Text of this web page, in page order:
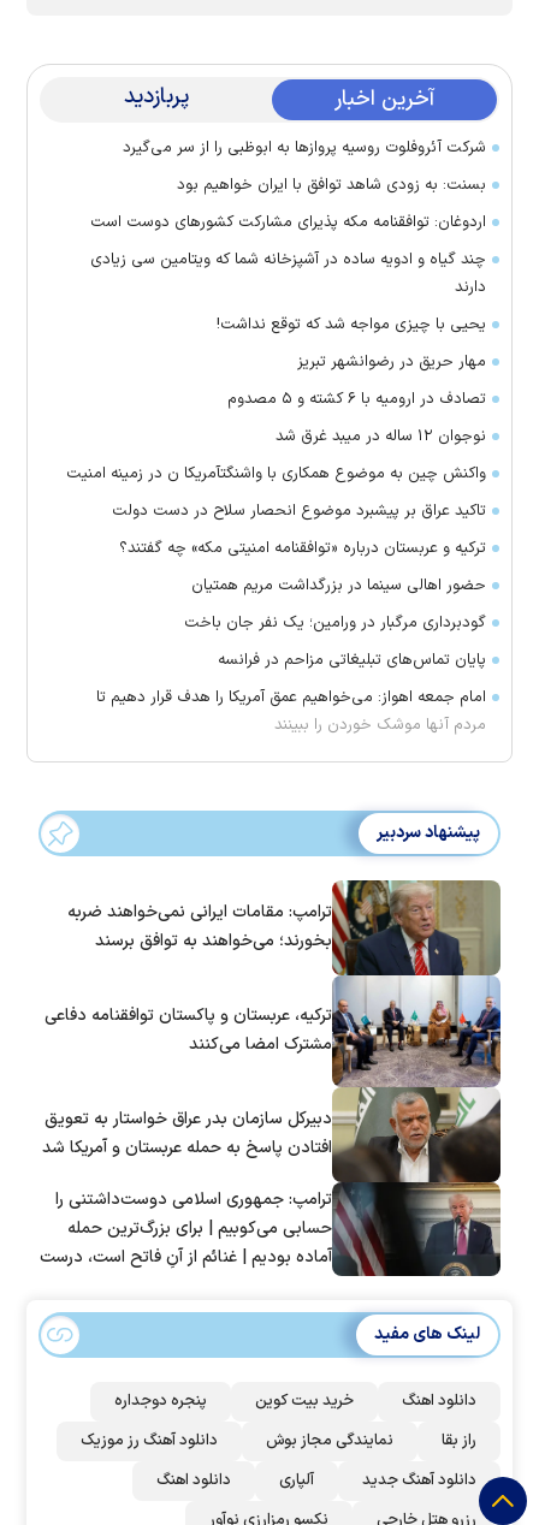
آخرین اخبار پربازدید
شرکت آئروفلوت روسیه پرواز‌ها به ابوظبی را از سر می‌گیرد
بسنت: به زودی شاهد توافق با ایران خواهیم بود
اردوغان: توافقنامه مکه پذیرای مشارکت کشور‌های دوست است
چند گیاه و ادویه ساده در آشپزخانه شما که ویتامین سی زیادی
دارند
یحیی با چیزی مواجه شد که توقع نداشت!
مهار حریق در رضوانشهر تبریز
تصادف در ارومیه با ۶ کشته و ۵ مصدوم
نوجوان ۱۲ ساله در میبد غرق شد
واکنش چین به موضوع همکاری با واشنگتآمریکا ن در زمینه امنیت
تاکید عراق بر پیشبرد موضوع انحصار سلاح در دست دولت
ترکیه و عربستان درباره «توافقنامه امنیتی مکه» چه گفتند؟
حضور اهالی سینما در بزرگداشت مریم همتیان
گودبرداری مرگبار در ورامین؛ یک نفر جان باخت
پایان تماس‌های تبلیغاتی مزاحم در فرانسه
امام جمعه اهواز: می‌خواهیم عمق آمریکا را هدف قرار دهیم تا
مردم آنها موشک خوردن را ببینند
پیشنهاد سردبیر
ترامپ: مقامات ایرانی نمی‌خواهند ضربه
بخورند؛ می‌خواهند به توافق برسند
ترکیه، عربستان و پاکستان توافقنامه دفاعی
مشترک امضا می‌کنند
دبیرکل سازمان بدر عراق خواستار به تعویق
افتادن پاسخ به حمله عربستان و آمریکا شد
ترامپ: جمهوری اسلامی دوست‌داشتنی را
حسابی می‌کوبیم | برای بزرگ‌ترین حمله
آماده بودیم | غنائم از آنِ فاتح است، درست
لینک های مفید
دانلود اهنگ خرید بیت کوین
پنجره دوجداره
راز بقا
نمایندگی مجاز بوش
دانلود آهنگ رز‌ موزیک
دانلود آهنگ جدید
آلپاری
دانلود اهنگ